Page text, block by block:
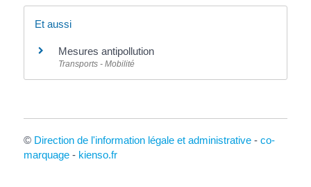
Et aussi
Mesures antipollution
Transports - Mobilité
© Direction de l'information légale et administrative- co-
marquage- kienso.fr